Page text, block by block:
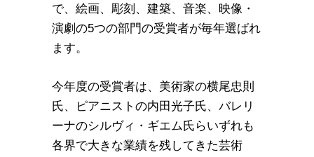
で、絵画、彫刻、建築、音楽、映像・
演劇の5つの部門の受賞者が毎年選ばれ
ます。
今年度の受賞者は、美術家の横尾忠則
氏、ピアニストの内田光子氏、バレリ
ーナのシルヴィ・ギエム氏らいずれも
各界で大きな業績を残してきた芸術